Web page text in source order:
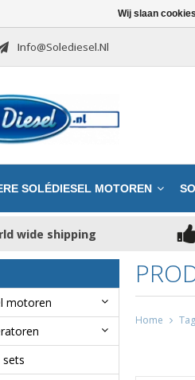
Info@solediesel.nl
SOLÉDIESEL MOTOREN
wide shipping
motoren
sets
Home
Wij slaan